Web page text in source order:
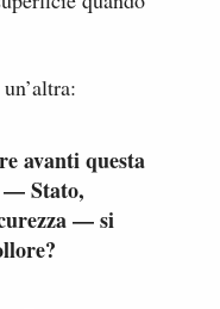
avanti questa
— Stato,
— si